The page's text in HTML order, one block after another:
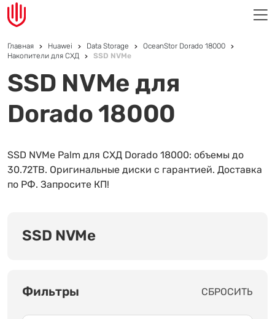
Главная Huawei Data Storage
OceanStor Dorado 18000
Накопители для СХД
SSD NVMe
SSD NVMe для
Dorado 18000
SSD NVMe Palm для СХД Dorado 18000: объемы до
30.72TB. Оригинальные диски с гарантией. Доставка
по РФ. Запросите КП!
SSD NVMe
Фильтры СБРОСИТЬ